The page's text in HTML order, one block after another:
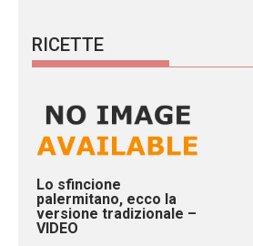
RICETTE
Lo sfincione
palermitano, ecco la
versione tradizionale –
VIDEO